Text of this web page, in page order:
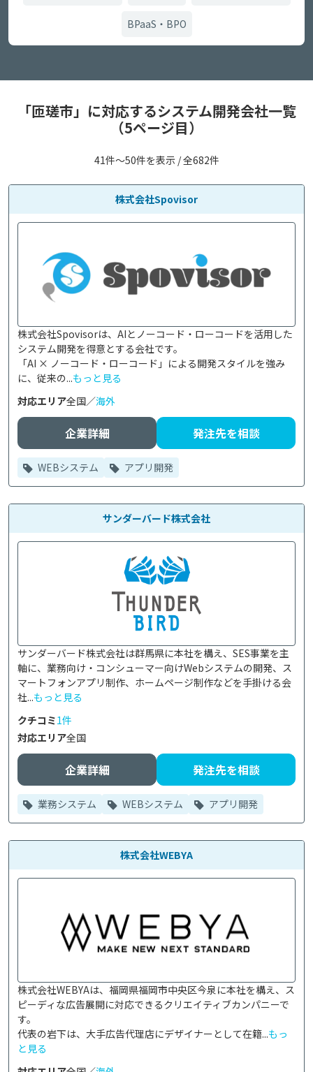
BPaaS・BPO
「匝瑳市」に対応するシステム開発会社一覧
（5ページ目）
41件〜50件を表示 / 全682件
株式会社Spovisor
株式会社Spovisorは、AIとノーコード・ローコードを活用した
システム開発を得意とする会社です。
「AI × ノーコード・ローコード」による開発スタイルを強み
に、従来の...もっと見る
対応エリア全国／海外
企業詳細 発注先を相談
WEBシステム アプリ開発
サンダーバード株式会社
サンダーバード株式会社は群馬県に本社を構え、SES事業を主
軸に、業務向け・コンシューマー向けWebシステムの開発、ス
マートフォンアプリ制作、ホームページ制作などを手掛ける会
社...もっと見る
クチコミ1件
対応エリア全国
企業詳細 発注先を相談
業務システム WEBシステム アプリ開発
株式会社WEBYA
株式会社WEBYAは、福岡県福岡市中央区今泉に本社を構え、ス
ピーディな広告展開に対応できるクリエイティブカンパニーで
す。
代表の岩下は、大手広告代理店にデザイナーとして在籍...もっ
と見る